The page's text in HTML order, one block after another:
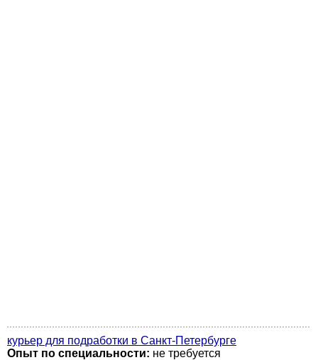
курьер для подработки в Санкт-Петербурге
Опыт по специальности: не требуется